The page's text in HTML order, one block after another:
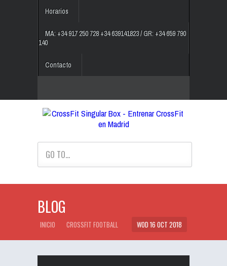
Horarios
MA: +34 917 250 728 +34 639141823 / GR: +34 659 790
140
Contacto
GO TO...
BLOG
INICIO CROSSFIT FOOTBALL WOD 16 OCT 2018